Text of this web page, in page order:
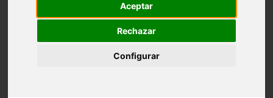
Aceptar
Rechazar
Configurar
Madrid - nuevo-baztán